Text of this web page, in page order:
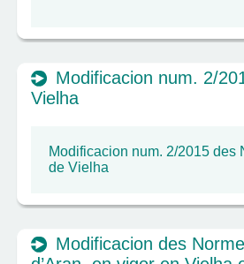
Modificacion num. 2/
Vielha
Modificacion num. 2/2015 des
de Vielha
Modificacion des